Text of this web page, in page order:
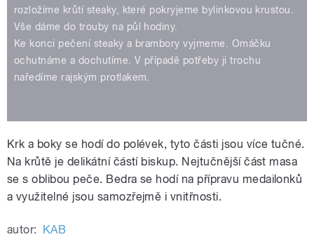
rozložíme krůtí steaky, které pokryjeme bylinkovou krustou.
Vše dáme do trouby na půl hodiny.
Ke konci pečení steaky a brambory vyjmeme. Omáčku
ochutnáme a dochutíme. V případě potřeby ji trochu
naředíme rajským protlakem.
Krk a boky se hodí do polévek, tyto části jsou více tučné.
Na krůtě je delikátní částí biskup. Nejtučnější část masa
se s oblibou peče. Bedra se hodí na přípravu medailonků
a využitelné jsou samozřejmě i vnitřnosti.
autor: KAB